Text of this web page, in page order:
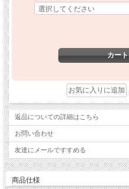
返品についての詳細はこちら
お問い合わせ
友達にメールですすめる
商品仕様